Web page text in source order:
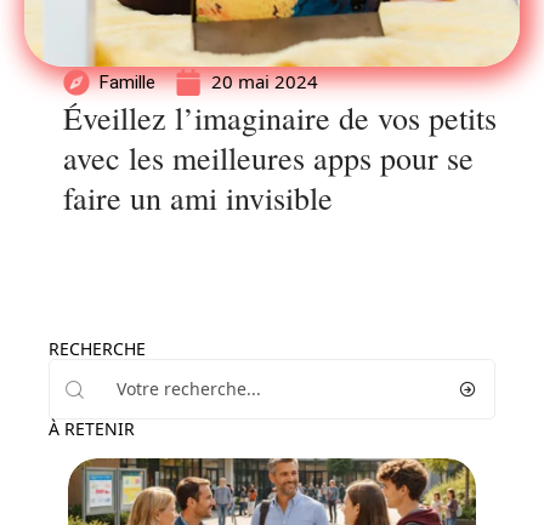
Famille 20 mai 2024
Éveillez l’imaginaire de vos petits
avec les meilleures apps pour se
faire un ami invisible
RECHERCHE
À RETENIR